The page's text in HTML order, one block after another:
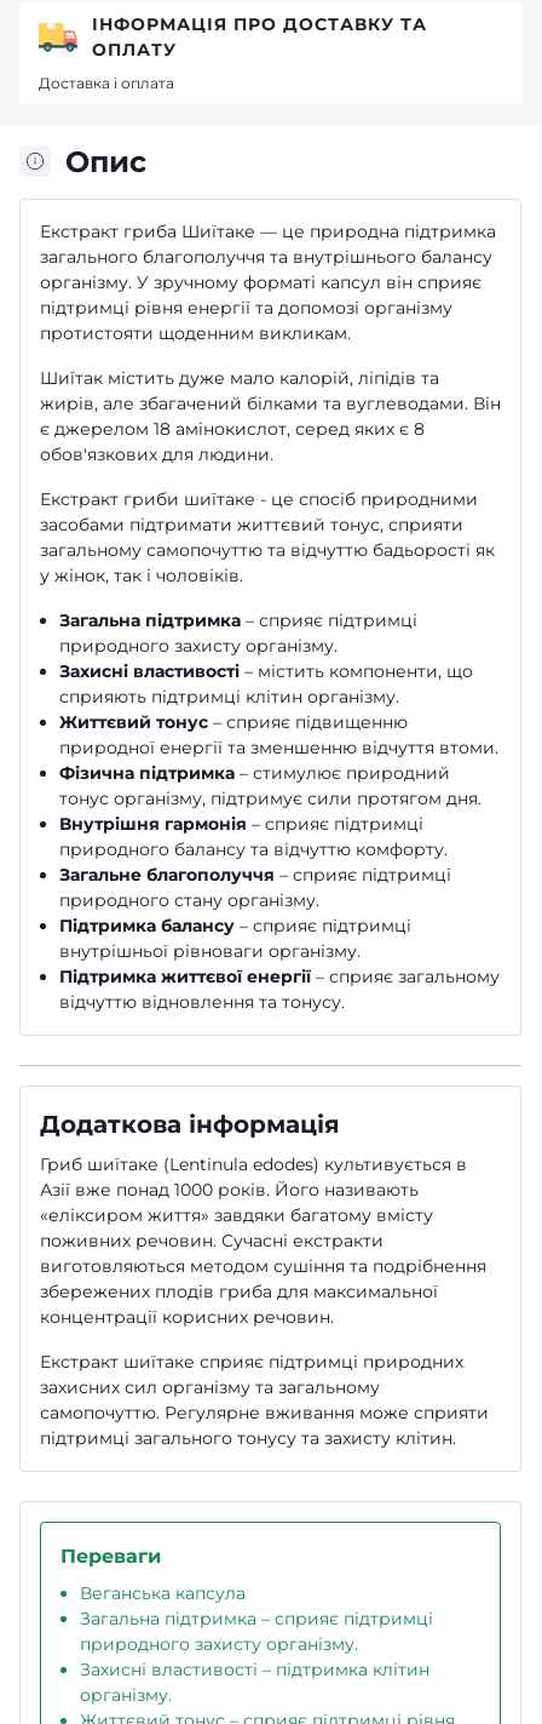
Опис
Екстракт гриба Шиїтаке — це природна підтримка
загального благополуччя та внутрішнього балансу
організму. У зручному форматі капсул він сприяє
підтримці рівня енергії та допомозі організму
протистояти щоденним викликам.
Шиїтак містить дуже мало калорій, ліпідів та
жирів, але збагачений білками та вуглеводами. Він
є джерелом 18 амінокислот, серед яких є 8
обов'язкових для людини.
Екстракт гриби шиїтаке - це спосіб природними
засобами підтримати життєвий тонус, сприяти
загальному самопочуттю та відчуттю бадьорості як
у жінок, так і чоловіків.
Загальна підтримка – сприяє підтримці
природного захисту організму.
Захисні властивості – містить компоненти, що
сприяють підтримці клітин організму.
Життєвий тонус – сприяє підвищенню
природної енергії та зменшенню відчуття втоми.
Фізична підтримка – стимулює природний
тонус організму, підтримує сили протягом дня.
Внутрішня гармонія – сприяє підтримці
природного балансу та відчуттю комфорту.
Загальне благополуччя – сприяє підтримці
природного стану організму.
Підтримка балансу – сприяє підтримці
внутрішньої рівноваги організму.
Підтримка життєвої енергії– сприяє загальному
відчуттю відновлення та тонусу.
Додаткова інформація
Гриб шиїтаке (Lentinula edodes) культивується в
Азії вже понад 1000 років. Його називають
«еліксиром життя» завдяки багатому вмісту
поживних речовин. Сучасні екстракти
виготовляються методом сушіння та подрібнення
збережених плодів гриба для максимальної
концентрації корисних речовин.
Екстракт шиїтаке сприяє підтримці природних
захисних сил організму та загальному
самопочуттю. Регулярне вживання може сприяти
підтримці загального тонусу та захисту клітин.
Переваги
Веганська капсула
Загальна підтримка – сприяє підтримці
природного захисту організму.
Захисні властивості – підтримка клітин
організму.
ІНФОРМАЦІЯ ПРО ДОСТАВКУ ТА
ОПЛАТУ
Доставка і оплата